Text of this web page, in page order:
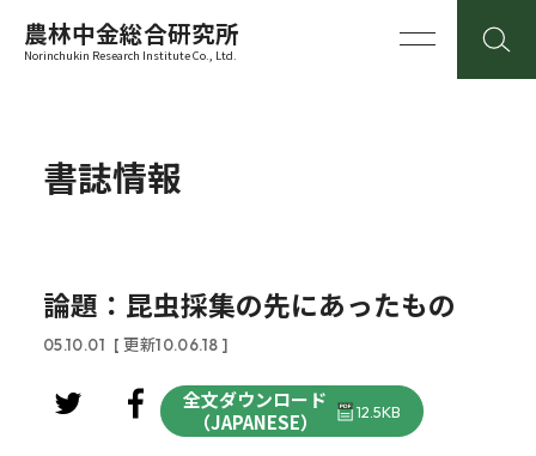
農林中金総合研究所
Norinchukin Research Institute Co., Ltd.
書誌情報
論題：昆虫採集の先にあったもの
05.10.01 [ 更新10.06.18 ]
全文ダウンロード
（JAPANESE）
12.5KB